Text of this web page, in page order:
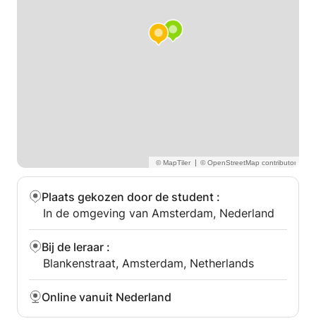
Ik pas mijn lesmethoden aan uw niveau aan (van
|
Plaats gekozen door de student :
In de omgeving van Amsterdam, Nederland
Bij de leraar :
Blankenstraat, Amsterdam, Netherlands
Online vanuit Nederland